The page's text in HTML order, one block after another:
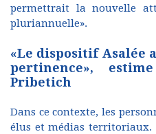
permettrait la nouvelle
pluriannuelle».
«Le dispositif Asalée
pertinence»,
Pribetich
Dans ce contexte, les
élus et médias territoriaux.